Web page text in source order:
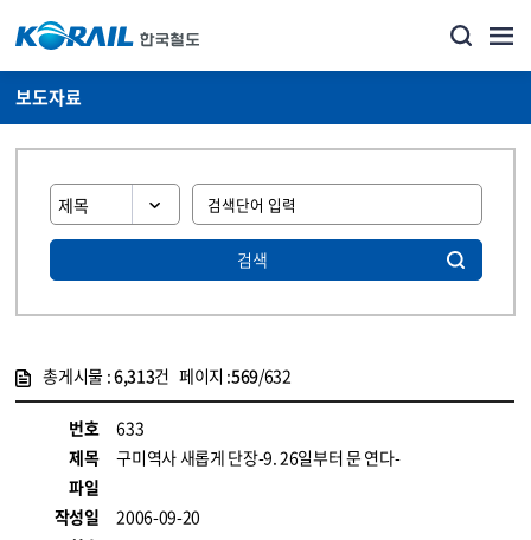
보도자료
검색
총게시물 :6,313건 페이지 :569/632
번호
633
제목
구미역사 새롭게 단장-9. 26일부터 문 연다-
파일
작성일
2006-09-20